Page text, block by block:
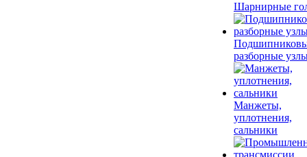
Шарнирные
разборные
Манжеты,
уплотнения,
сальники